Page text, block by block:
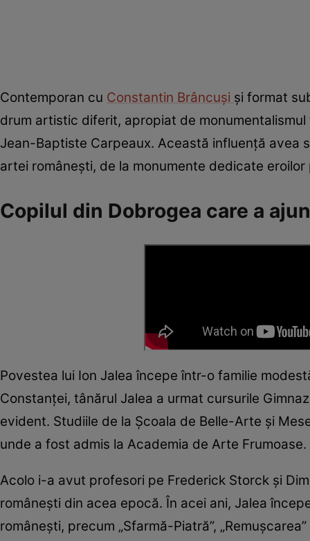
Contemporan cu Constantin Brâncuși și format
drum artistic diferit, apropiat de
Jean-Baptiste Carpeaux. Această influență avea
artei românești, de la monumente dedicate
Copilul din Dobrogea care a
Povestea lui Ion Jalea începe într-o familie
Constanței, tânărul Jalea a urmat cursurile
evident. Studiile de la Școala de Belle-Arte și
unde a fost admis la Academia de Arte Frumoase.
Acolo i-a avut profesori pe Frederick Storck și
românești din acea epocă. În acei ani, Jalea
românești, precum „Sfarmă-Piatră”,